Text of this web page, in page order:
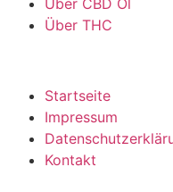
Über THC
Startseite
Impressum
Kontakt